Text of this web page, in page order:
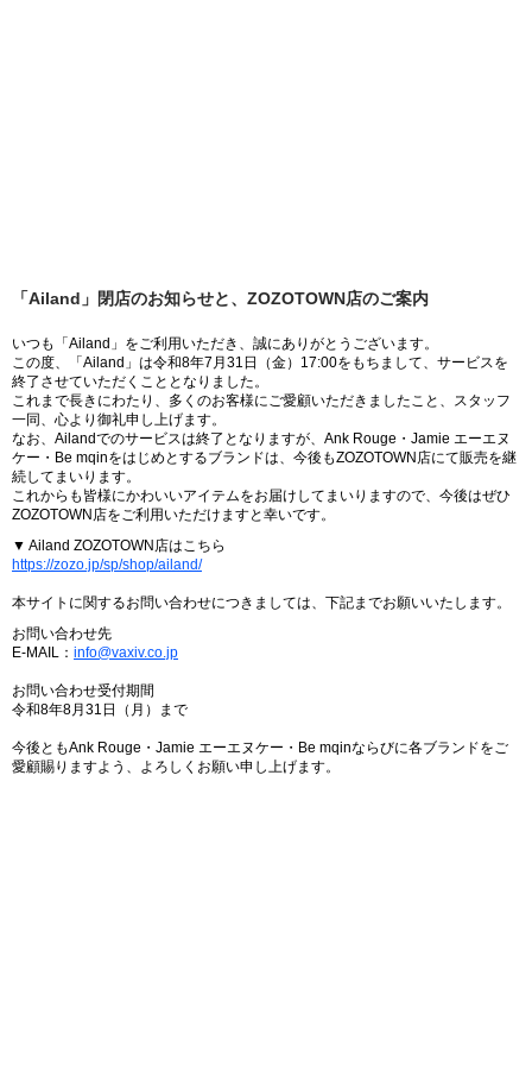
「Ailand」閉店のお知らせと、ZOZOTOWN店のご案内
いつも「Ailand」をご利用いただき、誠にありがとうございます。
この度、「Ailand」は令和8年7月31日（金）17:00をもちまして、サービスを
終了させていただくこととなりました。
これまで長きにわたり、多くのお客様にご愛顧いただきましたこと、スタッフ
一同、心より御礼申し上げます。
なお、Ailandでのサービスは終了となりますが、Ank Rouge・Jamie エーエヌ
ケー・Be mqinをはじめとするブランドは、今後もZOZOTOWN店にて販売を継
続してまいります。
これからも皆様にかわいいアイテムをお届けしてまいりますので、今後はぜひ
ZOZOTOWN店をご利用いただけますと幸いです。
▼ Ailand ZOZOTOWN店はこちら
https://zozo.jp/sp/shop/ailand/
本サイトに関するお問い合わせにつきましては、下記までお願いいたします。
お問い合わせ先
E-MAIL： info@vaxiv.co.jp
お問い合わせ受付期間
令和8年8月31日（月）まで
今後ともAnk Rouge・Jamie エーエヌケー・Be mqinならびに各ブランドをご
愛顧賜りますよう、よろしくお願い申し上げます。